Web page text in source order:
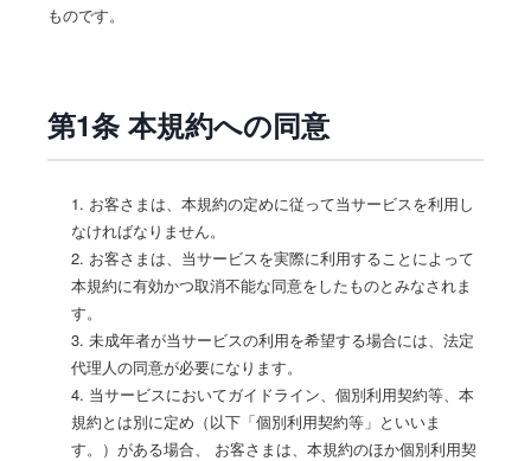
ものです。
第1条 本規約への同意
1. お客さまは、本規約の定めに従って当サービスを利用し
なければなりません。
2. お客さまは、当サービスを実際に利用することによって
本規約に有効かつ取消不能な同意をしたものとみなされま
す。
3. 未成年者が当サービスの利用を希望する場合には、法定
代理人の同意が必要になります。
4. 当サービスにおいてガイドライン、個別利用契約等、本
規約とは別に定め（以下「個別利用契約等」といいま
す。）がある場合、 お客さまは、本規約のほか個別利用契